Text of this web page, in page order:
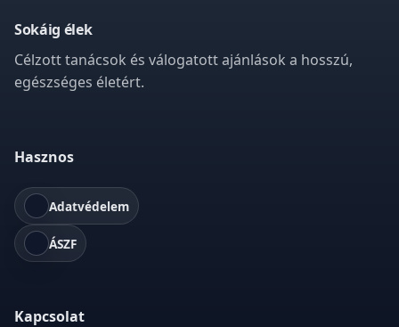
Sokáig élek
Célzott tanácsok és válogatott ajánlások a hosszú,
egészséges életért.
Hasznos
Adatvédelem
ÁSZF
Kapcsolat